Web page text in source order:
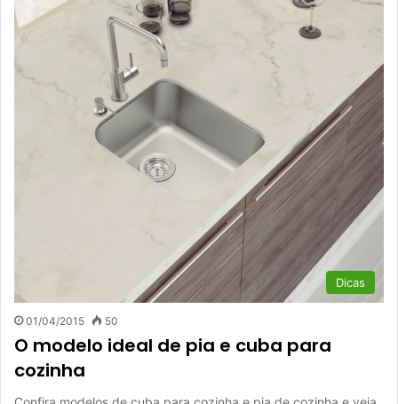
Dicas
01/04/2015 50
O modelo ideal de pia e cuba para
cozinha